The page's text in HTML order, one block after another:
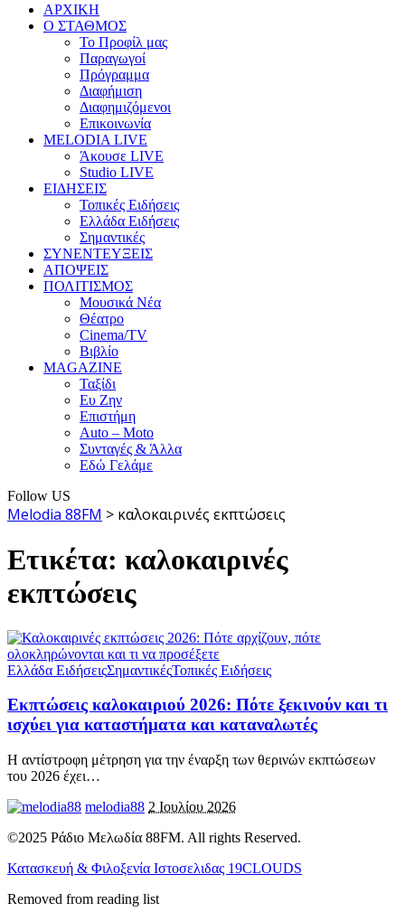
ΑΡΧΙΚΗ
Ο ΣΤΑΘΜΟΣ
Το Προφίλ μας
Παραγωγοί
Πρόγραμμα
Διαφήμιση
Διαφημιζόμενοι
Επικοινωνία
MELODIA LIVE
Άκουσε LIVE
Studio LIVE
ΕΙΔΗΣΕΙΣ
Τοπικές Ειδήσεις
Ελλάδα Ειδήσεις
Σημαντικές
ΣΥΝΕΝΤΕΥΞΕΙΣ
ΑΠΟΨΕΙΣ
ΠΟΛΙΤΙΣΜΟΣ
Μουσικά Νέα
Θέατρο
Cinema/TV
Βιβλίο
MAGAZINE
Ταξίδι
Ευ Ζην
Επιστήμη
Auto – Moto
Συνταγές & Άλλα
Εδώ Γελάμε
Follow US
Melodia 88FM > καλοκαιρινές εκπτώσεις
Ετικέτα: καλοκαιρινές
εκπτώσεις
Ελλάδα ΕιδήσειςΣημαντικέςΤοπικές Ειδήσεις
Εκπτώσεις καλοκαιριού 2026: Πότε ξεκινούν και τι
ισχύει για καταστήματα και καταναλωτές
Η αντίστροφη μέτρηση για την έναρξη των θερινών εκπτώσεων
του 2026 έχει…
melodia88 2 Ιουλίου 2026
©2025 Ράδιο Μελωδία 88FM. All rights Reserved.
Κατασκευή & Φιλοξενία Ιστοσελιδας 19CLOUDS
Removed from reading list